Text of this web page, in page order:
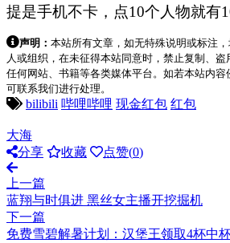
提是手机不卡，点10个人物就有
声明： 本站所有文章，如无特殊说明或标注
人或组织，在未征得本站同意时，禁止复制、
任何网站、书籍等各类媒体平台。如若本站内容
可联系我们进行处理。
bilibili 哔哩哔哩 现金红包 红包
大海
分享
收藏 点赞(0)
上一篇
蓝翔与时俱进 黑丝女主播开挖掘机
下一篇
免费雪碧解暑计划：汉堡王领取4杯中